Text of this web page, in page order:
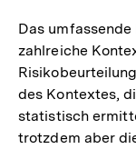
Das
zahlreiche
des Kontextes,
statistisch
trotzdem aber